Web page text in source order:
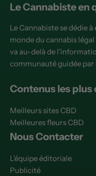
Le Cannabiste en
Le Cannabiste se dédie
monde du cannabis
va au-delà de
communauté guidée par
Contenus les plus
Meilleurs sites CBD
Meilleures fleurs CBD
Nous Contacter
L'équipe éditoriale
Publicité